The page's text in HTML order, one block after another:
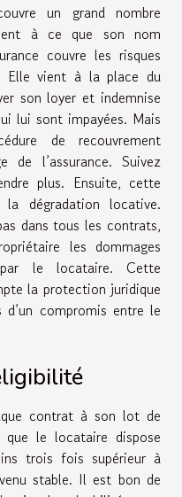
un grand nombre
à ce que son nom
couvre les risques
Elle vient à la place du
son loyer et indemnise
lui sont impayées. Mais
de recouvrement
l’assurance. Suivez
plus. Ensuite, cette
la dégradation locative.
dans tous les contrats,
les dommages
par le locataire. Cette
la protection juridique
compromis entre le
contrat à son lot de
le locataire dispose
trois fois supérieur à
stable. Il est bon de